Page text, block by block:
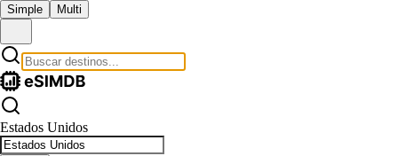
Simple Multi
Estados Unidos